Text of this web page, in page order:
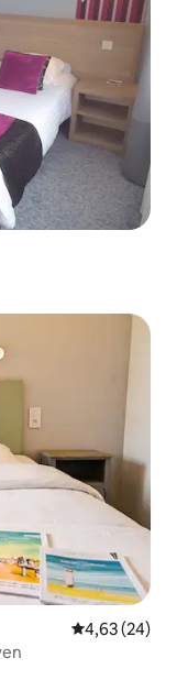
4,63 de uma
4,63 (24)